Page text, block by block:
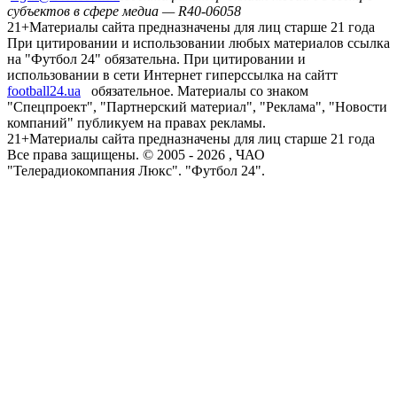
субъектов в сфере медиа — R40-06058
21+Материалы сайта предназначены для лиц старше 21 года
При цитировании и использовании любых материалов ссылка
на "Футбол 24" обязательна. При цитировании и
использовании в сети Интернет гиперссылка на сайтт
football24.ua
обязательное. Материалы со знаком
"Спецпроект", "Партнерский материал", "Реклама", "Новости
компаний" публикуем на правах рекламы.
21+Материалы сайта предназначены для лиц старше 21 года
Все права защищены. © 2005 - 2026 , ЧАО
"Телерадиокомпания Люкс". "Футбол 24".